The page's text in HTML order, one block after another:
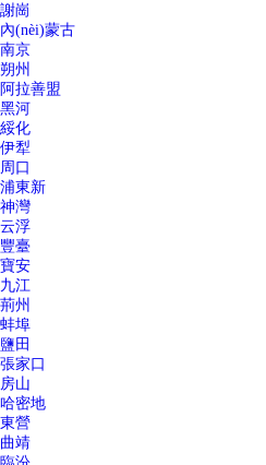
謝崗
內(nèi)蒙古
南京
朔州
阿拉善盟
黑河
綏化
伊犁
周口
浦東新
神灣
云浮
豐臺
寶安
九江
荊州
蚌埠
鹽田
張家口
房山
哈密地
東營
曲靖